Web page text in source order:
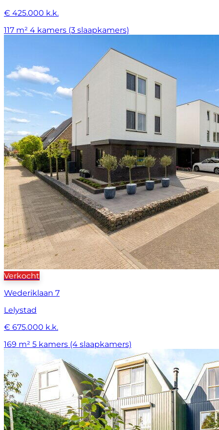
€ 425.000 k.k.
117 m² 4 kamers (3 slaapkamers)
Verkocht
Wederiklaan 7
Lelystad
€ 675.000 k.k.
169 m² 5 kamers (4 slaapkamers)